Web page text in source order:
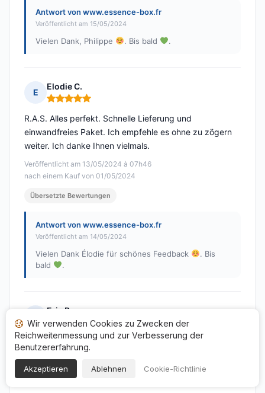
Antwort von www.essence-box.fr
Veröffentlicht am 15/05/2024
Vielen Dank, Philippe . Bis bald .
E
Elodie C.
Hinweis: 5 von 5
Veröffentlicht am 13/05/2024 à 07h46
nach einem Kauf von 01/05/2024
R.A.S. Alles perfekt. Schnelle Lieferung und
einwandfreies Paket. Ich empfehle es ohne zu zögern
weiter. Ich danke Ihnen vielmals.
Übersetzte Bewertungen
Antwort von www.essence-box.fr
Veröffentlicht am 14/05/2024
Vielen Dank Élodie für schönes Feedback
. Bis
bald
.
Eric P.
Hinweis: 5 von 5
Das Paket wurde schnell versandt und konnte
Preise waren günstiger als auf der Website des
Wir verwenden Cookies zu Zwecken der
Reichweitenmessung und zur Verbesserung der
Benutzererfahrung.
Akzeptieren Ablehnen Cookie-Richtlinie